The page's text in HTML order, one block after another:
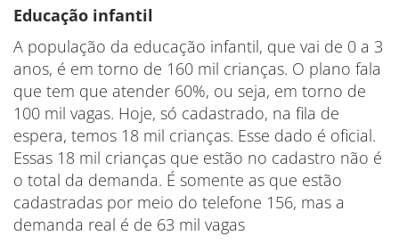
Educação infantil
A população da educação infantil, que vai de 0 a 3
anos, é em torno de 160 mil crianças. O plano fala
que tem que atender 60%, ou seja, em torno de
100 mil vagas. Hoje, só cadastrado, na fila de
espera, temos 18 mil crianças. Esse dado é oficial.
Essas 18 mil crianças que estão no cadastro não é
o total da demanda. É somente as que estão
cadastradas por meio do telefone 156, mas a
demanda real é de 63 mil vagas